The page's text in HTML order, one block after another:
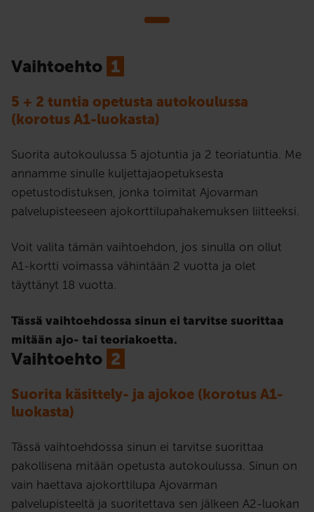
Vaihtoehto 1
5 + 2 tuntia opetusta autokoulussa
(korotus A1-luokasta)
Suorita autokoulussa 5 ajotuntia ja 2 teoriatuntia. Me
annamme sinulle kuljettajaopetuksesta
opetustodistuksen, jonka toimitat Ajovarman
palvelupisteeseen ajokorttilupahakemuksen liitteeksi.
Voit valita tämän vaihtoehdon, jos sinulla on ollut
A1-kortti voimassa vähintään 2 vuotta ja olet
täyttänyt 18 vuotta.
Tässä vaihtoehdossa sinun ei tarvitse suorittaa
mitään ajo- tai teoriakoetta.
Vaihtoehto 2
Suorita käsittely- ja ajokoe (korotus A1-
luokasta)
Tässä vaihtoehdossa sinun ei tarvitse suorittaa
pakollisena mitään opetusta autokoulussa. Sinun on
vain haettava ajokorttilupa Ajovarman
palvelupisteeltä ja suoritettava sen jälkeen A2-luokan